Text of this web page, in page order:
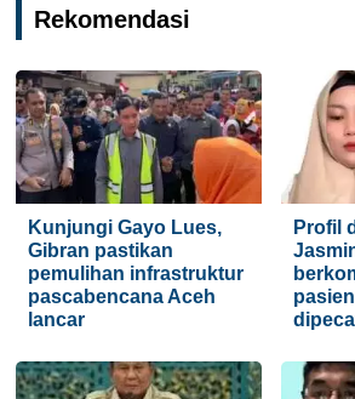
Rekomendasi
Kunjungi Gayo Lues,
Gibran pastikan
pemulihan infrastruktur
pascabencana Aceh
lancar
Profil